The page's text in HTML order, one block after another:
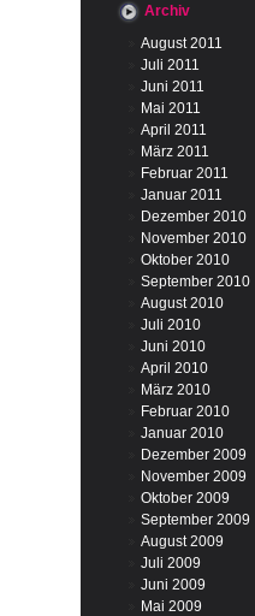
Archiv
August 2011
Juli 2011
Juni 2011
Mai 2011
April 2011
März 2011
Februar 2011
Januar 2011
Dezember 2010
November 2010
Oktober 2010
September 2010
August 2010
Juli 2010
Juni 2010
April 2010
März 2010
Februar 2010
Januar 2010
Dezember 2009
November 2009
Oktober 2009
September 2009
August 2009
Juli 2009
Juni 2009
Mai 2009